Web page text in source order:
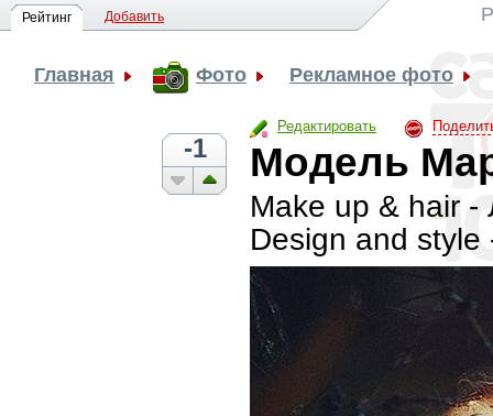
Рейтинг Добавить
Главная Фото Рекламное фото
Редактировать
-1 Модель
Make up & hair -
Design and